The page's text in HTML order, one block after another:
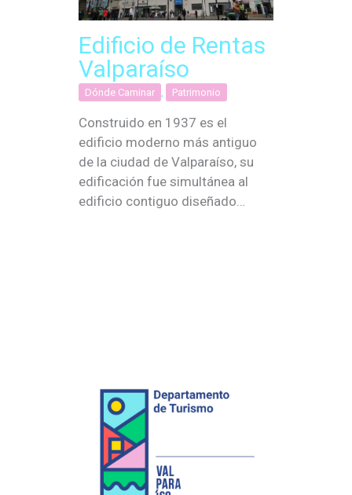
Edificio de Rentas
Valparaíso
Dónde Caminar , Patrimonio
Construido en 1937 es el
edificio moderno más antiguo
de la ciudad de Valparaíso, su
edificación fue simultánea al
edificio contiguo diseñado…